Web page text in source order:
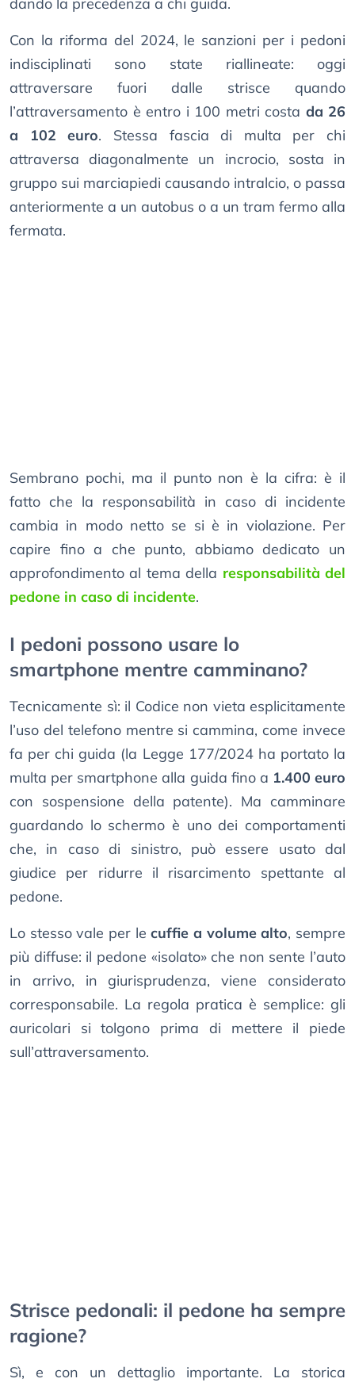
dando la precedenza a chi guida.
Con la riforma del 2024, le sanzioni per i pedoni
indisciplinati sono state riallineate: oggi
attraversare fuori dalle strisce quando
l’attraversamento è entro i 100 metri costa da 26
a 102 euro. Stessa fascia di multa per chi
attraversa diagonalmente un incrocio, sosta in
gruppo sui marciapiedi causando intralcio, o passa
anteriormente a un autobus o a un tram fermo alla
fermata.
Sembrano pochi, ma il punto non è la cifra: è il
fatto che la responsabilità in caso di incidente
cambia in modo netto se si è in violazione. Per
capire fino a che punto, abbiamo dedicato un
approfondimento al tema della responsabilità del
pedone in caso di incidente.
I pedoni possono usare lo
smartphone mentre camminano?
Tecnicamente sì: il Codice non vieta esplicitamente
l’uso del telefono mentre si cammina, come invece
fa per chi guida (la Legge 177/2024 ha portato la
multa per smartphone alla guida fino a 1.400 euro
con sospensione della patente). Ma camminare
guardando lo schermo è uno dei comportamenti
che, in caso di sinistro, può essere usato dal
giudice per ridurre il risarcimento spettante al
pedone.
Lo stesso vale per lecuffie a volume alto, sempre
più diffuse: il pedone «isolato» che non sente l’auto
in arrivo, in giurisprudenza, viene considerato
corresponsabile. La regola pratica è semplice: gli
auricolari si tolgono prima di mettere il piede
sull’attraversamento.
Strisce pedonali: il pedone ha sempre
ragione?
Sì, e con un dettaglio importante. La storica